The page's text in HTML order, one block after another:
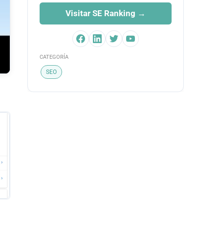
Visitar SE Ranking →
CATEGORÍA
SEO